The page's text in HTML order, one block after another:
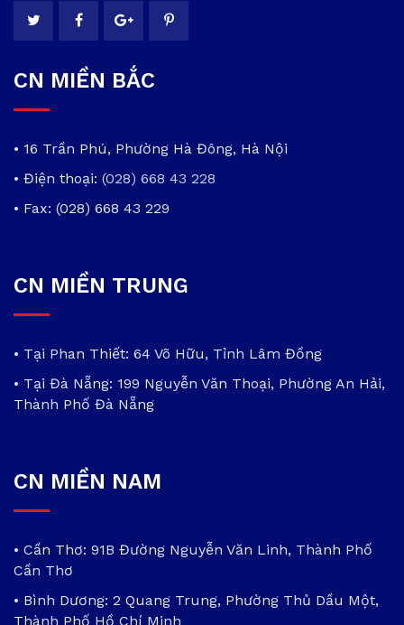
CN MIỀN BẮC
• 16 Trần Phú, Phường Hà Đông, Hà Nội
• Điện thoại: (028) 668 43 228
• Fax: (028) 668 43 229
CN MIỀN TRUNG
• Tại Phan Thiết: 64 Võ Hữu, Tỉnh Lâm Đồng
• Tại Đà Nẵng: 199 Nguyễn Văn Thoại, Phường An Hải,
Thành Phố Đà Nẵng
CN MIỀN NAM
• Cần Thơ: 91B Đường Nguyễn Văn Linh, Thành Phố
Cần Thơ
• Bình Dương: 2 Quang Trung, Phường Thủ Dầu Một,
Thành Phố Hồ Chí Minh